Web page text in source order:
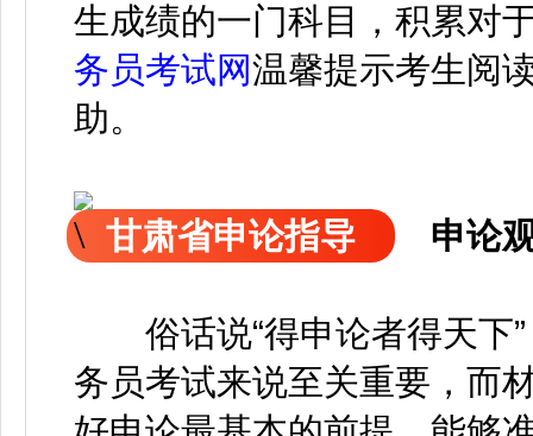
生成绩的一门科目，积累对
务员考试网温馨提示考生阅
助。
甘肃省申论指导 申论
俗话说“得申论者得天下”
务员考试来说至关重要，而